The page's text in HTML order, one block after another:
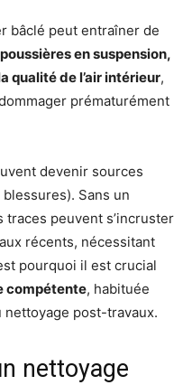
bâclé peut entraîner de
en suspension,
qualité de l’air intérieur,
prématurément
devenir sources
Sans un
peuvent s’incruster
récents, nécessitant
pourquoi il est crucial
compétente, habituée
post-travaux.
nettoyage